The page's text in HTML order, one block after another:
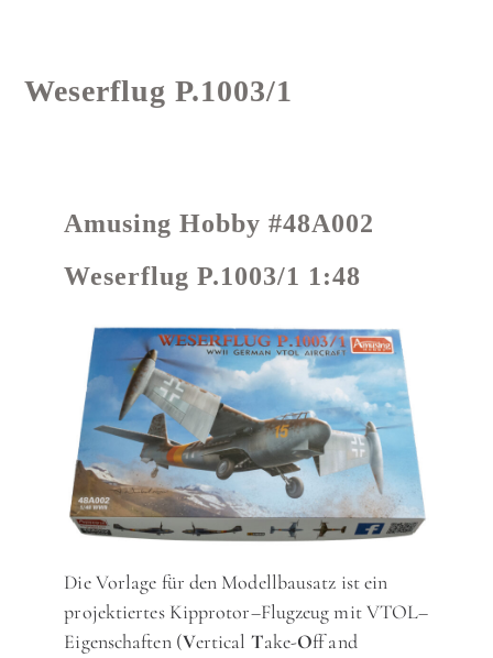
Weserflug P.1003/1
Amusing Hobby #48A002
Weserflug P.1003/1 1:48
Die Vorlage für den Modellbausatz ist ein
projektiertes Kipprotor–Flugzeug mit VTOL–
Eigenschaften (Vertical Take-Off and